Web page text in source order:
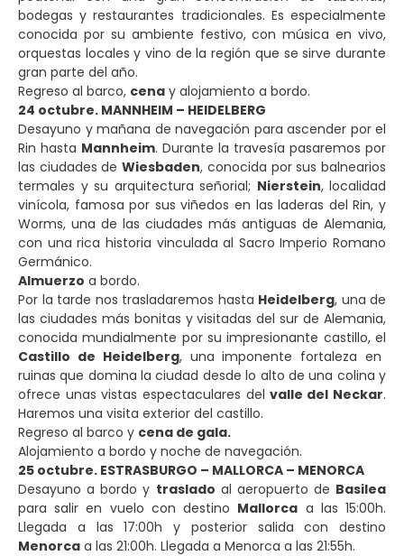
bodegas y restaurantes tradicionales. Es especialmente
conocida por su ambiente festivo, con música en vivo,
orquestas locales y vino de la región que se sirve durante
gran parte del año.
Regreso al barco, cena y alojamiento a bordo.
24 octubre. MANNHEIM – HEIDELBERG
Desayuno y mañana de navegación para ascender por el
Rin hasta Mannheim. Durante la travesía pasaremos por
las ciudades deWiesbaden, conocida por sus balnearios
termales y su arquitectura señorial; Nierstein, localidad
vinícola, famosa por sus viñedos en las laderas del Rin, y
Worms, una de las ciudades más antiguas de Alemania,
con una rica historia vinculada al Sacro Imperio Romano
Germánico.
Almuerzo a bordo.
Por la tarde nos trasladaremos hasta Heidelberg, una de
las ciudades más bonitas y visitadas del sur de Alemania,
conocida mundialmente por su impresionante castillo, el
Castillo de Heidelberg, una imponente fortaleza en
ruinas que domina la ciudad desde lo alto de una colina y
ofrece unas vistas espectaculares del valle del Neckar.
Haremos una visita exterior del castillo.
Regreso al barco y cena de gala.
Alojamiento a bordo y noche de navegación.
25 octubre. ESTRASBURGO – MALLORCA – MENORCA
Desayuno a bordo y traslado al aeropuerto de Basilea
para salir en vuelo con destino Mallorca a las 15:00h.
Llegada a las 17:00h y posterior salida con destino
Menorca a las 21:00h. Llegada a Menorca a las 21:55h.